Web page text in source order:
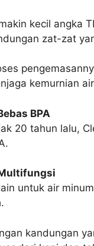
kecil angka
zat-zat
kemurnian
BPA
20 tahun lalu,
untuk air
kandungan